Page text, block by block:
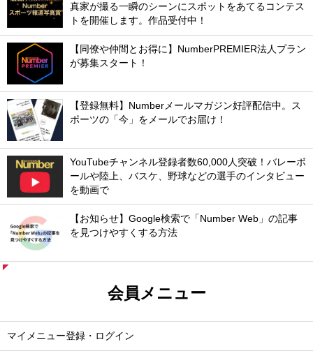
真家が撮る一瞬のシーンにスポットをあてるコンテス
トを開催します。作品受付中！
【同僚や仲間とお得に】NumberPREMIER法人プラン
が募集スタート！
【登録無料】Numberメールマガジン好評配信中。ス
ポーツの「今」をメールでお届け！
YouTubeチャンネル登録者数60,000人突破！バレーボ
ールや陸上、バスケ、野球などの選手のインタビュー
を動画で
【お知らせ】Google検索で「Number Web」の記事
を見つけやすくする方法
会員メニュー
マイメニュー登録・ログイン